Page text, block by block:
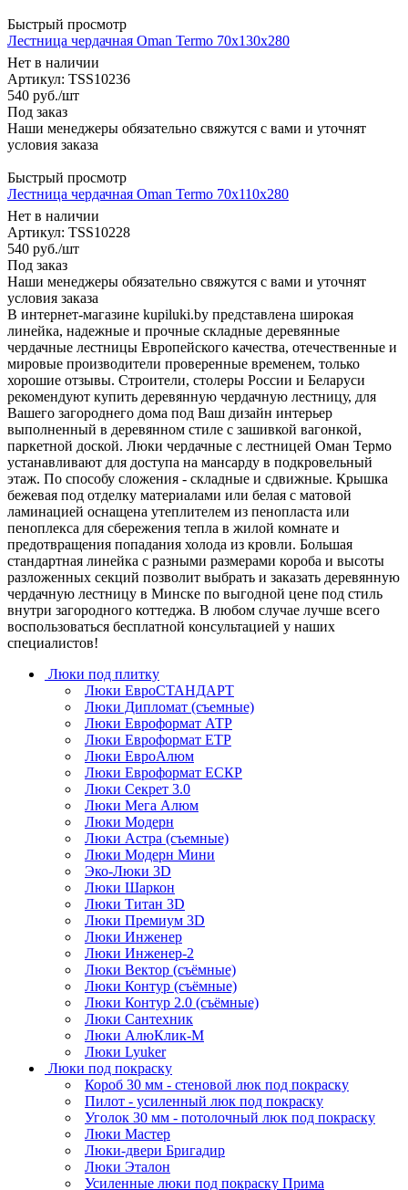
Быстрый просмотр
Лестница чердачная Oman Termo 70x130x280
Нет в наличии
Артикул: TSS10236
540 руб./шт
Под заказ
Наши менеджеры обязательно свяжутся с вами и уточнят
условия заказа
Быстрый просмотр
Лестница чердачная Oman Termo 70x110x280
Нет в наличии
Артикул: TSS10228
540 руб./шт
Под заказ
Наши менеджеры обязательно свяжутся с вами и уточнят
условия заказа
В интернет-магазине kupiluki.by представлена широкая
линейка, надежные и прочные складные деревянные
чердачные лестницы Европейского качества, отечественные и
мировые производители проверенные временем, только
хорошие отзывы. Строители, столеры России и Беларуси
рекомендуют купить деревянную чердачную лестницу, для
Вашего загороднего дома под Ваш дизайн интерьер
выполненный в деревянном стиле с зашивкой вагонкой,
паркетной доской. Люки чердачные с лестницей Оман Термо
устанавливают для доступа на мансарду в подкровельный
этаж. По способу сложения - складные и сдвижные. Крышка
бежевая под отделку материалами или белая с матовой
ламинацией оснащена утеплителем из пенопласта или
пеноплекса для сбережения тепла в жилой комнате и
предотвращения попадания холода из кровли. Большая
стандартная линейка с разными размерами короба и высоты
разложенных секций позволит выбрать и заказать деревянную
чердачную лестницу в Минске по выгодной цене под стиль
внутри загородного коттеджа. В любом случае лучше всего
воспользоваться бесплатной консультацией у наших
специалистов!
Люки под плитку
Люки ЕвроСТАНДАРТ
Люки Дипломат (съемные)
Люки Евроформат АТР
Люки Евроформат ЕТР
Люки ЕвроАлюм
Люки Евроформат ЕСКР
Люки Секрет 3.0
Люки Мега Алюм
Люки Модерн
Люки Астра (съемные)
Люки Модерн Мини
Эко-Люки 3D
Люки Шаркон
Люки Титан 3D
Люки Премиум 3D
Люки Инженер
Люки Инженер-2
Люки Вектор (съёмные)
Люки Контур (съёмные)
Люки Контур 2.0 (съёмные)
Люки Сантехник
Люки АлюКлик-М
Люки Lyuker
Люки под покраску
Короб 30 мм - стеновой люк под покраску
Пилот - усиленный люк под покраску
Уголок 30 мм - потолочный люк под покраску
Люки Мастер
Люки-двери Бригадир
Люки Эталон
Усиленные люки под покраску Прима